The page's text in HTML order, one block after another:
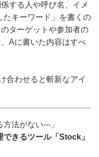
する人や呼び名、イメ
たキーワード」を書くの
ターゲットや参加者の
Aに書いた内容はすべ
合わせると斬新なアイ
法がない---」
きるツール「Stock」